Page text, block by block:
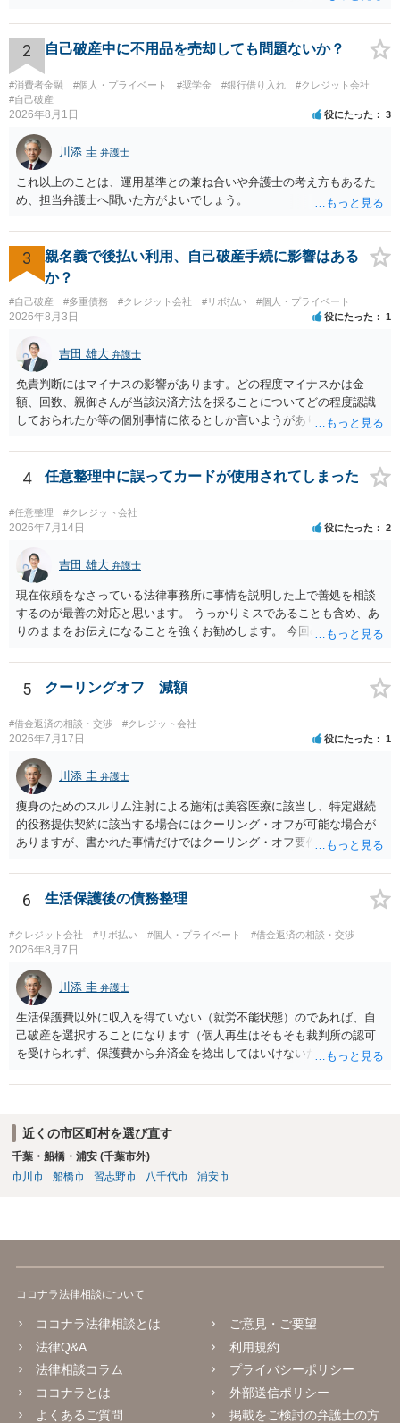
2 自己破産中に不用品を売却しても問題ないか？
#消費者金融 #個人・プライベート #奨学金 #銀行借り入れ
#クレジット会社
#自己破産
2026年8月1日 役にたった 3
川添 圭 弁護士
これ以上のことは、運用基準との兼ね合いや弁護士の考え方もあるた
め、担当弁護士へ聞いた方がよいでしょう。
3
親名義で後払い利用、自己破産手続に影響はある
か？
#自己破産 #多重債務 #クレジット会社 #リボ払い #個人・プライベート
2026年8月3日 役にたった 1
吉田 雄大 弁護士
免責判断にはマイナスの影響があります。どの程度マイナスかは金
額、回数、親御さんが当該決済方法を採ることについてどの程度認識
しておられたか等の個別事情に依るとしか言いようがありません。 と
なって相談し、善後策を考えることをお勧めします。
4 任意整理中に誤ってカードが使用されてしまった
#任意整理 #クレジット会社
2026年7月14日 役にたった 2
吉田 雄大 弁護士
現在依頼をなさっている法律事務所に事情を説明した上で善処を相談
するのが最善の対応と思います。 うっかりミスであることも含め、あ
りのままをお伝えになることを強くお勧めします。 今回のできごとだ
早ければ早いほどいいのは間違いありません。 ご健闘をお祈りいたし
ます。
5 クーリングオフ 減額
#借金返済の相談・交渉 #クレジット会社
2026年7月17日 役にたった 1
川添 圭 弁護士
痩身のためのスルリム注射による施術は美容医療に該当し、特定継続
的役務提供契約に該当する場合にはクーリング・オフが可能な場合が
ありますが、書かれた事情だけではクーリング・オフ要件を満たして
か）が不明です。仮に特定継続的役務提供契約に該当する場合には、
クーリング・オフができない場合でも中途解約は可能ですが、この点
も含めて、最寄りの消費生活センターで詳しい資料をもとに相談して
いただいた方がよいでしょう。
6 生活保護後の債務整理
#クレジット会社 #リボ払い #個人・プライベート #借金返済の相談・交渉
2026年8月7日
川添 圭 弁護士
生活保護費以外に収入を得ていない（就労不能状態）のであれば、自
己破産を選択することになります（個人再生はそもそも裁判所の認可
を受けられず、保護費から弁済金を捻出してはいけないため任意整理
士費用は法テラスが負担し、裁判所の予納金等も法テラスが援助して
近くの市区町村を選び直す
千葉・船橋・浦安 (千葉市外)
市川市
船橋市 習志野市 八千代市 浦安市
ココナラ法律相談について
ココナラ法律相談とは
法律Q&A
法律相談コラム
ココナラとは
よくあるご質問
ご意見・ご要望
利用規約
プライバシーポリシー
外部送信ポリシー
掲載をご検討の弁護士の方